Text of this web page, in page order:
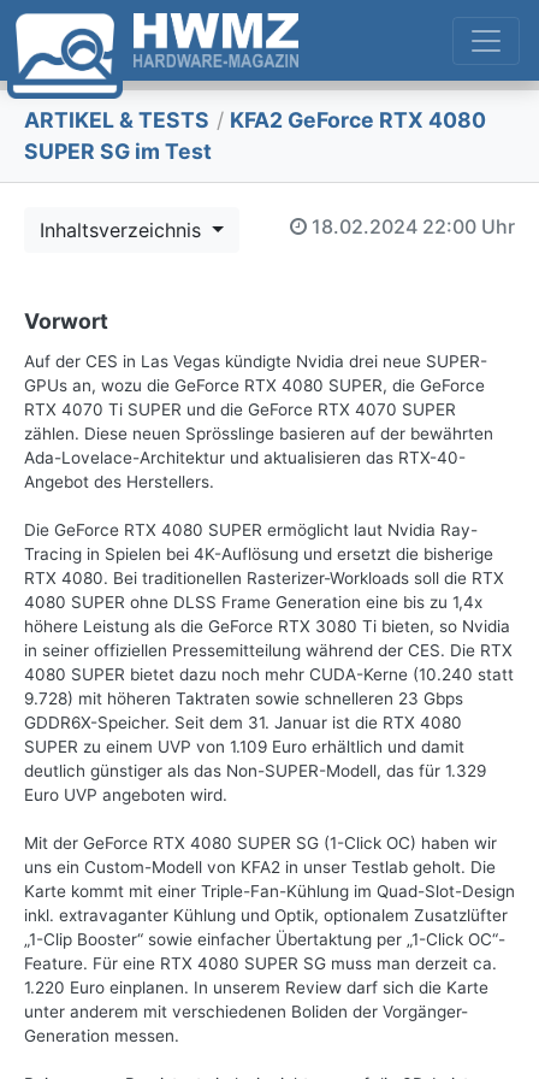
ARTIKEL & TESTS / KFA2 GeForce RTX 4080
SUPER SG im Test
Inhaltsverzeichnis 18.02.2024 22:00 Uhr
Vorwort
Auf der CES in Las Vegas kündigte Nvidia drei neue SUPER-
GPUs an, wozu die GeForce RTX 4080 SUPER, die GeForce
RTX 4070 Ti SUPER und die GeForce RTX 4070 SUPER
zählen. Diese neuen Sprösslinge basieren auf der bewährten
Ada-Lovelace-Architektur und aktualisieren das RTX-40-
Angebot des Herstellers.
Die GeForce RTX 4080 SUPER ermöglicht laut Nvidia Ray-
Tracing in Spielen bei 4K-Auflösung und ersetzt die bisherige
RTX 4080. Bei traditionellen Rasterizer-Workloads soll die RTX
4080 SUPER ohne DLSS Frame Generation eine bis zu 1,4x
höhere Leistung als die GeForce RTX 3080 Ti bieten, so Nvidia
in seiner offiziellen Pressemitteilung während der CES. Die RTX
4080 SUPER bietet dazu noch mehr CUDA-Kerne (10.240 statt
9.728) mit höheren Taktraten sowie schnelleren 23 Gbps
GDDR6X-Speicher. Seit dem 31. Januar ist die RTX 4080
SUPER zu einem UVP von 1.109 Euro erhältlich und damit
deutlich günstiger als das Non-SUPER-Modell, das für 1.329
Euro UVP angeboten wird.
Mit der GeForce RTX 4080 SUPER SG (1-Click OC) haben wir
uns ein Custom-Modell von KFA2 in unser Testlab geholt. Die
Karte kommt mit einer Triple-Fan-Kühlung im Quad-Slot-Design
inkl. extravaganter Kühlung und Optik, optionalem Zusatzlüfter
„1-Clip Booster“ sowie einfacher Übertaktung per „1-Click OC“-
Feature. Für eine RTX 4080 SUPER SG muss man derzeit ca.
1.220 Euro einplanen. In unserem Review darf sich die Karte
unter anderem mit verschiedenen Boliden der Vorgänger-
Generation messen.